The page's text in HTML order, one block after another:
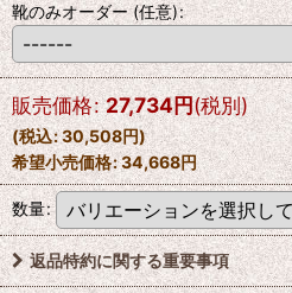
靴のみオーダー(任意):
販売価格: 27,734円(税別)
(税込:30,508円)
希望小売価格:34,668円
数量:
返品特約に関する重要事項